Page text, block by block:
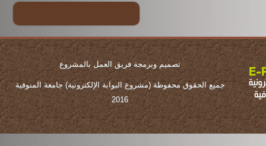
تصميم وبرمجة فريق العمل بالمشروع
جميع الحقوق محفوطة (مشروع البوابة الإلكترونية) جامعة المنوفية
2016